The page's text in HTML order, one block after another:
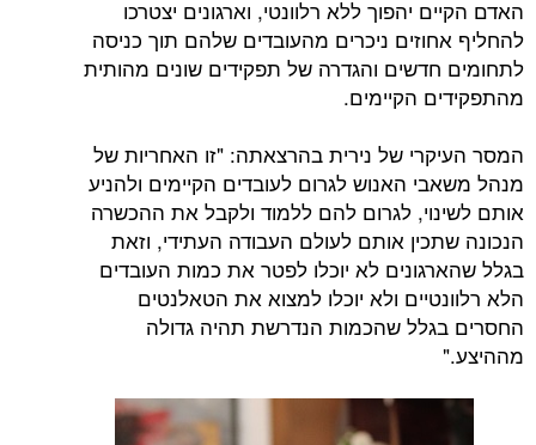
האדם הקיים יהפוך ללא רלוונטי, וארגונים יצטרכו
להחליף אחוזים ניכרים מהעובדים שלהם תוך כניסה
לתחומים חדשים והגדרה של תפקידים שונים מהותית
מהתפקידים הקיימים.
המסר העיקרי של נירית בהרצאתה: "זו האחריות של
מנהל משאבי האנוש לגרום לעובדים הקיימים ולהניע
אותם לשינוי, לגרום להם ללמוד ולקבל את ההכשרה
הנכונה שתכין אותם לעולם העבודה העתידי, וזאת
בגלל שהארגונים לא יוכלו לפטר את כמות העובדים
הלא רלוונטיים ולא יוכלו למצוא את הטאלנטים
החסרים בגלל שהכמות הנדרשת תהיה גדולה
מההיצע."